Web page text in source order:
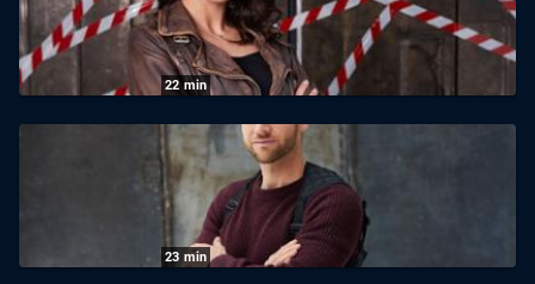
28.11.2025| Sat1
22 min
K11 - Die neuen Fälle: Staffel 1 Folge 11
Sat1
23 min